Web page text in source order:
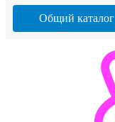
Общий каталог